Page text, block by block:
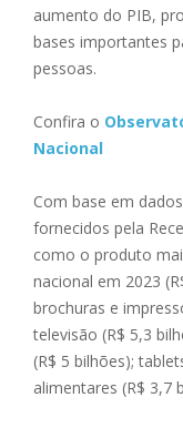
aumento do PIB,
bases importantes
pessoas.
Confira o
Nacional
Com base em
fornecidos pela
como o produto
nacional em 2023
brochuras e
televisão (R$ 5,3
(R$ 5 bilhões);
alimentares (R$ 3,7